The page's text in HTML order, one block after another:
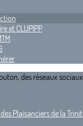
et CLUPIPP
des réseaux sociaux